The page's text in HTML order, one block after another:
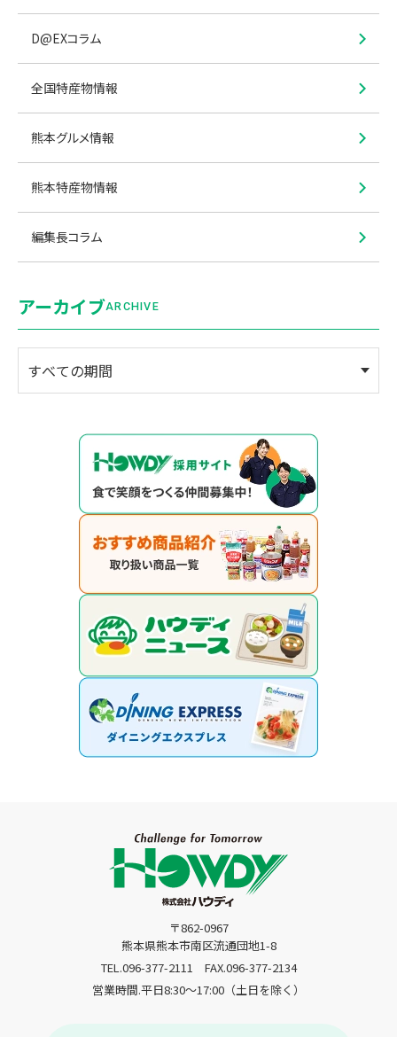
D@EXコラム
全国特産物情報
熊本グルメ情報
熊本特産物情報
編集長コラム
アーカイブARCHIVE
〒862-0967
熊本県熊本市南区流通団地1-8
TEL.096-377-2111
FAX.096-377-2134
営業時間.平日8:30〜17:00（土日を除く）